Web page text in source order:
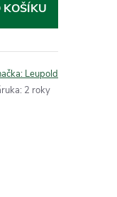
KOŠÍKU
Leupold
: 2 roky